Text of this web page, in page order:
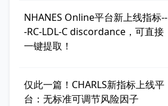
NHANES Online平台新上线指标--
-RC-LDL-C discordance，可直接
一键提取！
仅此一篇！CHARLS新指标上线平
台：无标准可调节风险因子